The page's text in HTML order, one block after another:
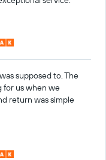
supposed to. The
for us when we
return was simple